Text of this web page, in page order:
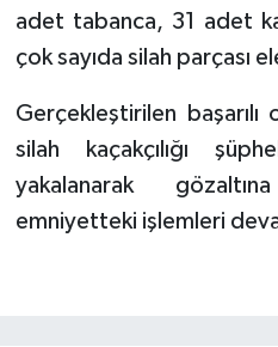
adet tabanca, 31 adet
çok sayıda silah parçası
Gerçekleştirilen başarılı
silah kaçakçılığı
yakalanarak
emniyetteki işlemleri